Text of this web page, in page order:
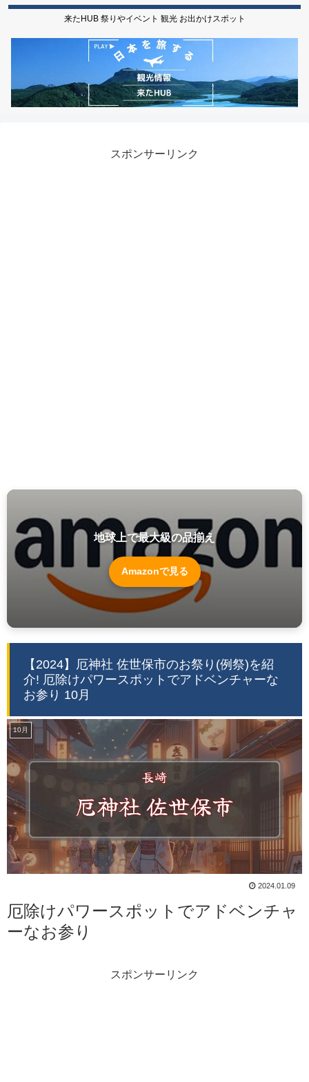
来たHUB 祭りやイベント 観光 お出かけスポット
スポンサーリンク
地球上で最大級の品揃え
Amazonで見る
【2024】厄神社 佐世保市のお祭り(例祭)を紹
介! 厄除けパワースポットでアドベンチャーな
お参り 10月
10月
2024.01.09
厄除けパワースポットでアドベンチャ
ーなお参り
スポンサーリンク